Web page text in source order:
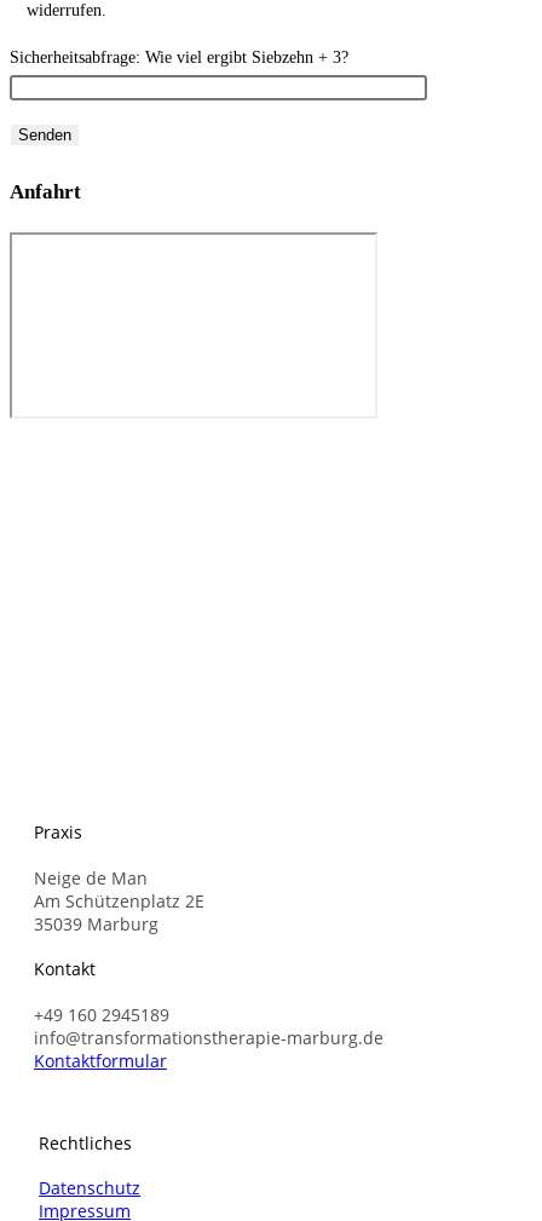
widerrufen.
Sicherheitsabfrage: Wie viel ergibt Siebzehn + 3?
Anfahrt
Praxis
Neige de Man
Am Schützenplatz 2E
35039 Marburg
Kontakt
+49 160 2945189
info@transformationstherapie-marburg.de
Kontaktformular
Rechtliches
Datenschutz
Impressum